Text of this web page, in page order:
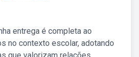
entrega é completa ao
no contexto escolar, adotando